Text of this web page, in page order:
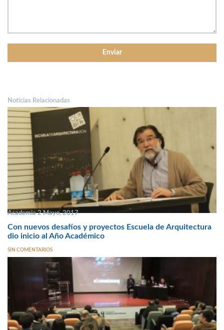
Noticias Relacionadas
Academia 2 Mayo, 2017
Con nuevos desafíos y proyectos Escuela de Arquitectura
dio inicio al Año Académico
SIN COMENTARIOS